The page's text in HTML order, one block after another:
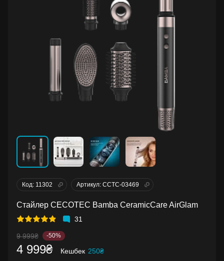
Код: 11302 Артикул: CCTC-03469
Стайлер CECOTEC Bamba CeramicCare AirGlam
31
9 999₴ -50%
4 999₴ Кешбек 250₴